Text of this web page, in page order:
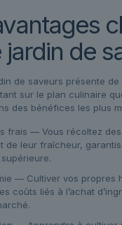
jardin de
de saveurs présente de
sur le plan culinaire
des bénéfices les plus
frais — Vous récoltez
de leur fraîcheur,
— Cultiver vos propres
coûts liés à l’achat